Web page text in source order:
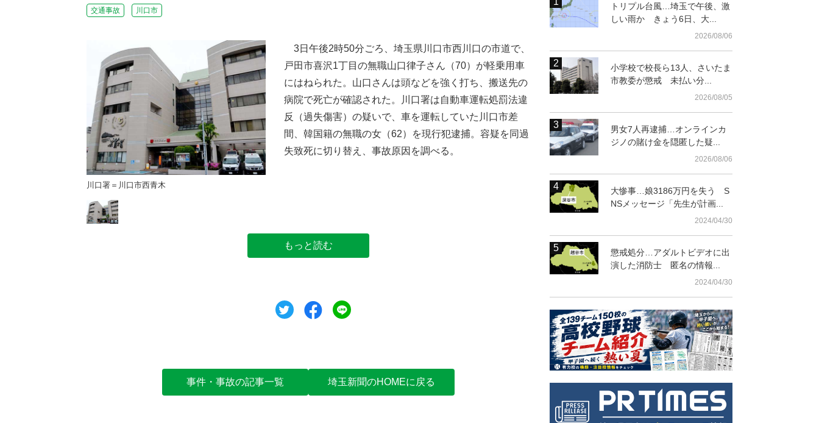
交通事故 川口市
川口署＝川口市西青木
3日午後2時50分ごろ、埼玉県川口市西川口の市道で、
戸田市喜沢1丁目の無職山口律子さん（70）が軽乗用車
にはねられた。山口さんは頭などを強く打ち、搬送先の
病院で死亡が確認された。川口署は自動車運転処罰法違
反（過失傷害）の疑いで、車を運転していた川口市差
間、韓国籍の無職の女（62）を現行犯逮捕。容疑を同過
失致死に切り替え、事故原因を調べる。
もっと読む
ツイートシェア
事件・事故の記事一覧 埼玉新聞のHOMEに戻る
トリプル台風…埼玉で午後、激
しい雨か きょう6日、大...
2026/08/06
小学校で校長ら13人、さいたま
市教委が懲戒 未払い分...
2026/08/05
男女7人再逮捕…オンラインカ
ジノの賭け金を隠匿した疑...
2026/08/06
大惨事…娘3186万円を失う S
NSメッセージ「先生が計画...
2024/04/30
懲戒処分…アダルトビデオに出
演した消防士 匿名の情報...
2024/04/30